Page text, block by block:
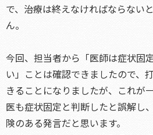
で、治療は終えなければならない
ん。
今回、担当者から「医師は症状固
い」ことは確認できましたので、
きることになりましたが、これが
医も症状固定と判断したと誤解し
険のある発言だと思います。